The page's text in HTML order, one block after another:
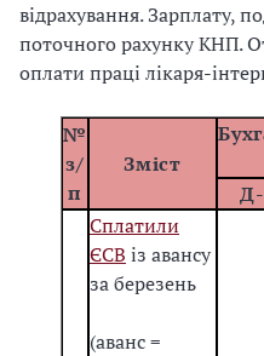
відрахування. Зарплату,
поточного рахунку КНП.
оплати праці лікаря-
№
з/
п
Зміст
Сплатили
ЄСВ із авансу
за березень
(аванс =